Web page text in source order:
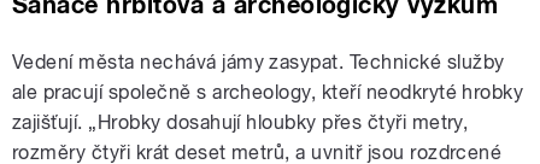
Vedení města nechává jámy zasypat. Technické služby
ale pracují společně s archeology, kteří neodkryté hrobky
zajišťují. „Hrobky dosahují hloubky přes čtyři metry,
rozměry čtyři krát deset metrů, a uvnitř jsou rozdrcené